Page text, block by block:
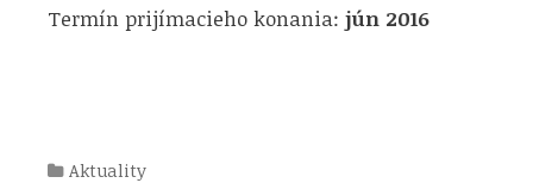
Termín prijímacieho konania: jún 2016
Kategórie
Aktuality